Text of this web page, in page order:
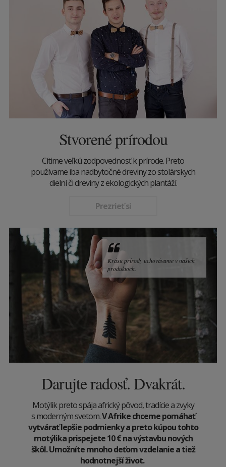
Stvorené prírodou
Cítime veľkú zodpovednosť k prírode. Preto
používame iba nadbytočné dreviny zo stolárskych
dielní či dreviny z ekologických plantáží.
Prezrieť si
Krásu prírody uchovávame v našich
produktoch.
Darujte radosť. Dvakrát.
Motýlik preto spája africký pôvod, tradície a zvyky
s moderným svetom.V Afrike chceme pomáhať
vytvárať lepšie podmienky a preto kúpou tohto
motýlika prispejete 10€na výstavbu nových
škôl. Umožníte mnoho deťom vzdelanie a tiež
hodnotnejší život.